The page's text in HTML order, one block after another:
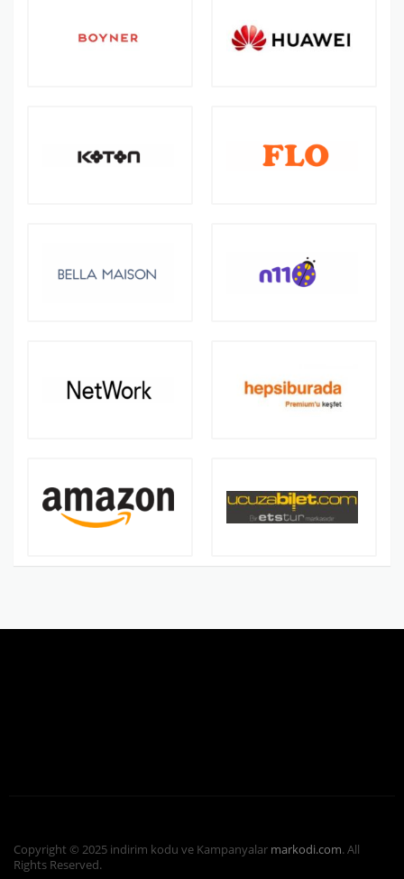
Copyright © 2025 indirim kodu ve Kampanyalar markodi.com. All
Rights Reserved.